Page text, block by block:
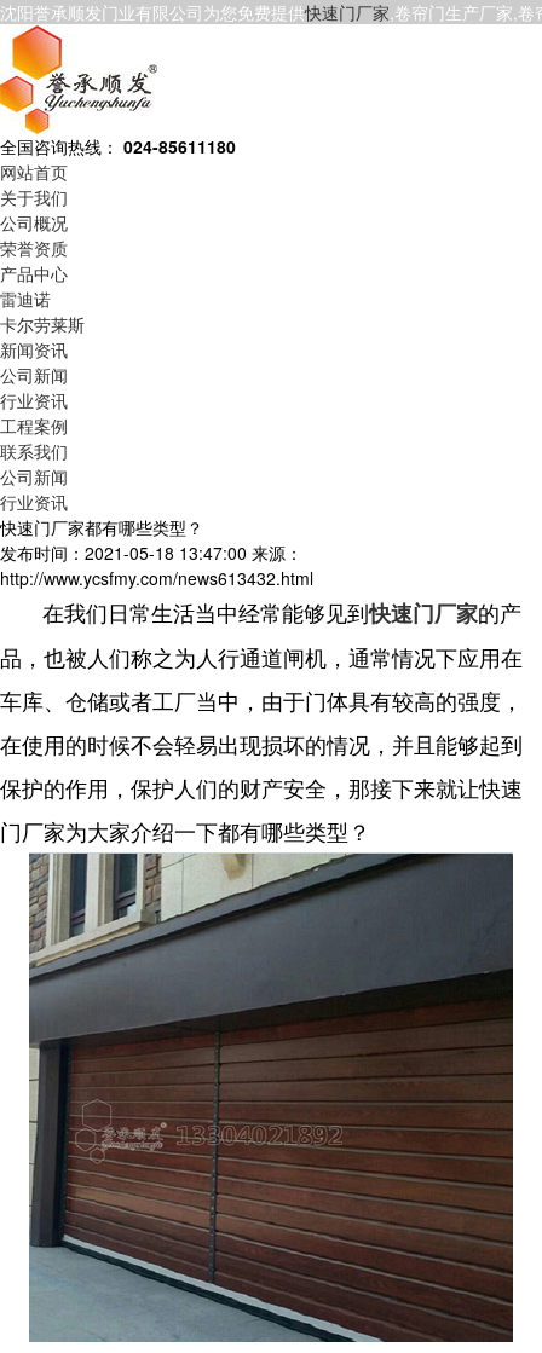
沈阳誉承顺发门业有限公司为您免费提供快速门厂家,卷帘门生产厂家,
全国咨询热线： 024-85611180
网站首页
关于我们
公司概况
荣誉资质
产品中心
雷迪诺
卡尔劳莱斯
新闻资讯
公司新闻
行业资讯
工程案例
联系我们
公司新闻
行业资讯
快速门厂家都有哪些类型？
发布时间：2021-05-18 13:47:00 来源：
http://www.ycsfmy.com/news613432.html
在我们日常生活当中经常能够见到快速门厂家的产
品，也被人们称之为人行通道闸机，通常情况下应用在
车库、仓储或者工厂当中，由于门体具有较高的强度，
在使用的时候不会轻易出现损坏的情况，并且能够起到
保护的作用，保护人们的财产安全，那接下来就让快速
门厂家为大家介绍一下都有哪些类型？